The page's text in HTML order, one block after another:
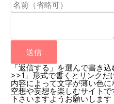
送信
「返信する」を選んで書き
>>1」形式で書くとリンクだ
内容によって文字が薄い色
空想や妄想を楽しむサイト
下さいますようお願いします